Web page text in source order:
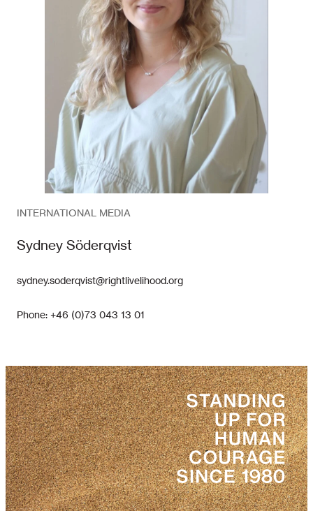
INTERNATIONAL MEDIA
Sydney Söderqvist
sydney.soderqvist@rightlivelihood.org
Phone: +46 (0)73 043 13 01